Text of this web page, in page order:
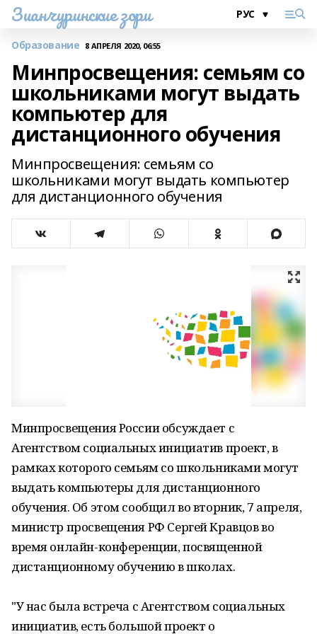
Зианчуринские зори
Образование 8 АПРЕЛЯ 2020, 06:55
Минпросвещения: семьям со
школьниками могут выдать
компьютер для
дистанционного обучения
Минпросвещения: семьям со
школьниками могут выдать компьютер
для дистанционного обучения
Минпросвещения России обсуждает с
Агентством социальных инициатив проект, в
рамках которого семьям со школьниками могут
выдать компьютеры для дистанционного
обучения. Об этом сообщил во вторник, 7 апреля,
министр просвещения РФ Сергей Кравцов во
время онлайн-конференции, посвященной
дистанционному обучению в школах.
"У нас была встреча с Агентством социальных
инициатив, есть большой проект о